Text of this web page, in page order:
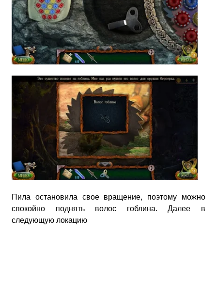
Пила остановила свое вращение, поэтому можно
спокойно поднять волос гоблина. Далее в
следующую локацию